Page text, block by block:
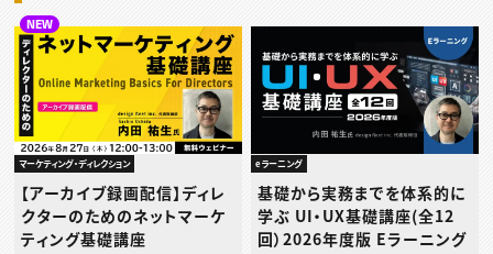
NEW
マーケティング・ディレクション
【アーカイブ録画配信】ディレ
クターのためのネットマーケ
ティング基礎講座
eラーニング
基礎から実務までを体系的に
学ぶ UI・UX基礎講座(全12
回）2026年度版 Eラーニング